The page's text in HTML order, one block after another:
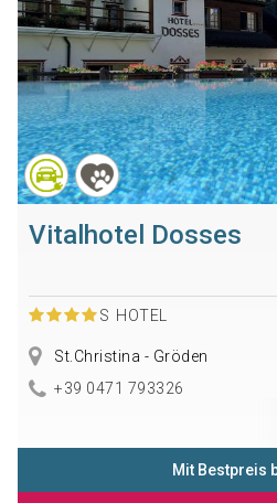
Vitalhotel Dosses
S HOTEL
St.Christina - Gröden
+39 0471 793326
Mit Bestpreis